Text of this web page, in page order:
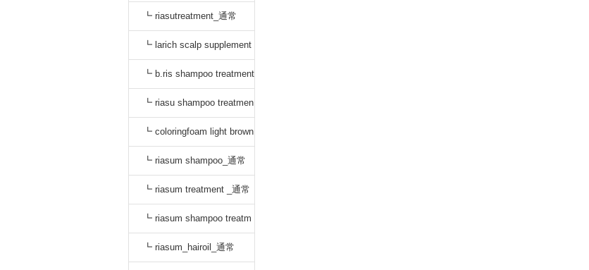
┗ riasutreatment_通常
┗ larich scalp supplement
_通常
┗ b.ris shampoo treatment
セット_通常
┗ riasu shampoo treatmen
t セット_通常
┗ coloringfoam light brown
_通常
┗ riasum shampoo_通常
┗ riasum treatment _通常
┗ riasum shampoo treatm
ent セット_通常
┗ riasum_hairoil_通常